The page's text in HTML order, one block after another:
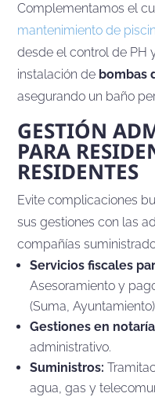
Complementamos el
mantenimiento de
desde el control de PH
instalación de bombas
asegurando un baño
GESTIÓN
PARA
RESIDENTES
Evite complicaciones
sus gestiones con las
compañías
Servicios fiscales
Asesoramiento y
(Suma,
Gestiones en
administrativo.
Suministros:
agua, gas y